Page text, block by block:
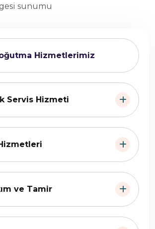
Hizmetlerimiz
Servis Hizmeti
ve Tamir
sunumu